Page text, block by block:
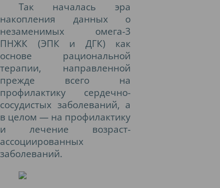
Так началась эра
накопления данных о
незаменимых омега-3
ПНЖК (ЭПК и ДГК) как
основе рациональной
терапии, направленной
прежде всего на
профилактику сердечно-
сосудистых заболеваний, а
в целом — на профилактику
и лечение возраст-
ассоциированных
заболеваний.